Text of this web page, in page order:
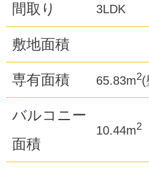
間取り 3LDK
敷地面積
専有面積 65.83m2(
バルコニー
面積
10.44m2